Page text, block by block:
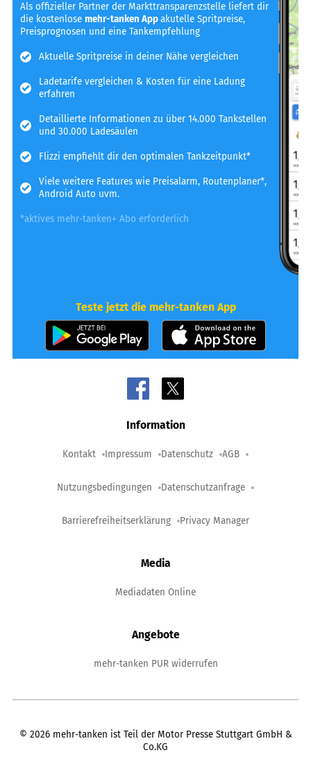
Als offizieller Partner der Markttransparenzstelle liefert dir
die kostenlosemehr-tanken Appakutelle Spritpreise,
Preisprognosen und eine Tankempfehlung
Aktuelle Spritpreise in deiner Nähe vergleichen
Ladetarife vergleichen & Kosten für eine Ladung
erfahren
Detaillierte Informationen zu über 14.000 Tankstellen
und 30.000 Ladesäulen
Flizzi empfiehlt dir den optimalen Tankzeitpunkt*
Viele weitere Features wie Preisalarm, Routenplaner*,
Android Auto uvm.
*aktives mehr-tanken+ Abo erforderlich
Teste jetzt die mehr-tanken App
Information
Kontakt Impressum Datenschutz AGB
Nutzungsbedingungen Datenschutzanfrage
Barrierefreiheitserklärung Privacy Manager
Media
Mediadaten Online
Angebote
mehr-tanken PUR widerrufen
© 2026 mehr-tanken ist Teil der Motor Presse Stuttgart GmbH &
Co.KG